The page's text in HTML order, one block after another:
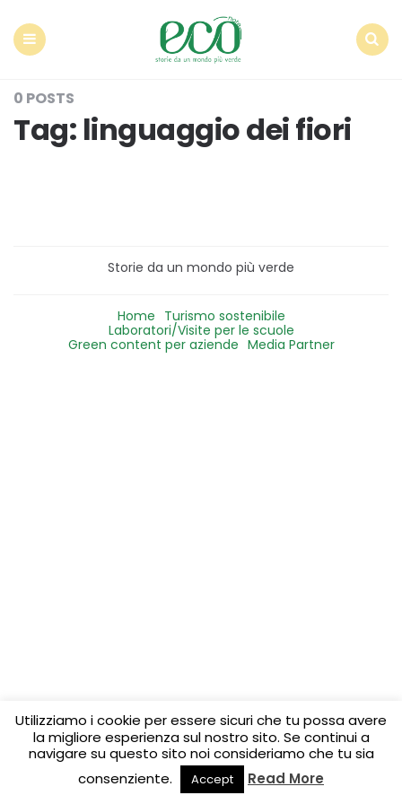
0 POSTS
Tag: linguaggio dei fiori
Storie da un mondo più verde
Home Turismo sostenibile
Laboratori/Visite per le scuole
Green content per aziende Media Partner
Utilizziamo i cookie per essere sicuri che tu possa avere
la migliore esperienza sul nostro sito. Se continui a
navigare su questo sito noi consideriamo che tu sia
consenziente.
Accept Read More